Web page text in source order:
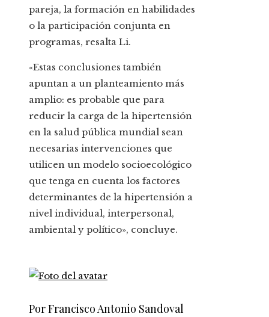
pareja, la formación en habilidades
o la participación conjunta en
programas, resalta Li.
«Estas conclusiones también
apuntan a un planteamiento más
amplio: es probable que para
reducir la carga de la hipertensión
en la salud pública mundial sean
necesarias intervenciones que
utilicen un modelo socioecológico
que tenga en cuenta los factores
determinantes de la hipertensión a
nivel individual, interpersonal,
ambiental y político», concluye.
Por Francisco Antonio Sandoval